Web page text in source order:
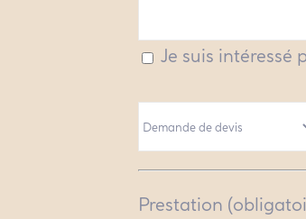
Je suis intéressé
Prestation